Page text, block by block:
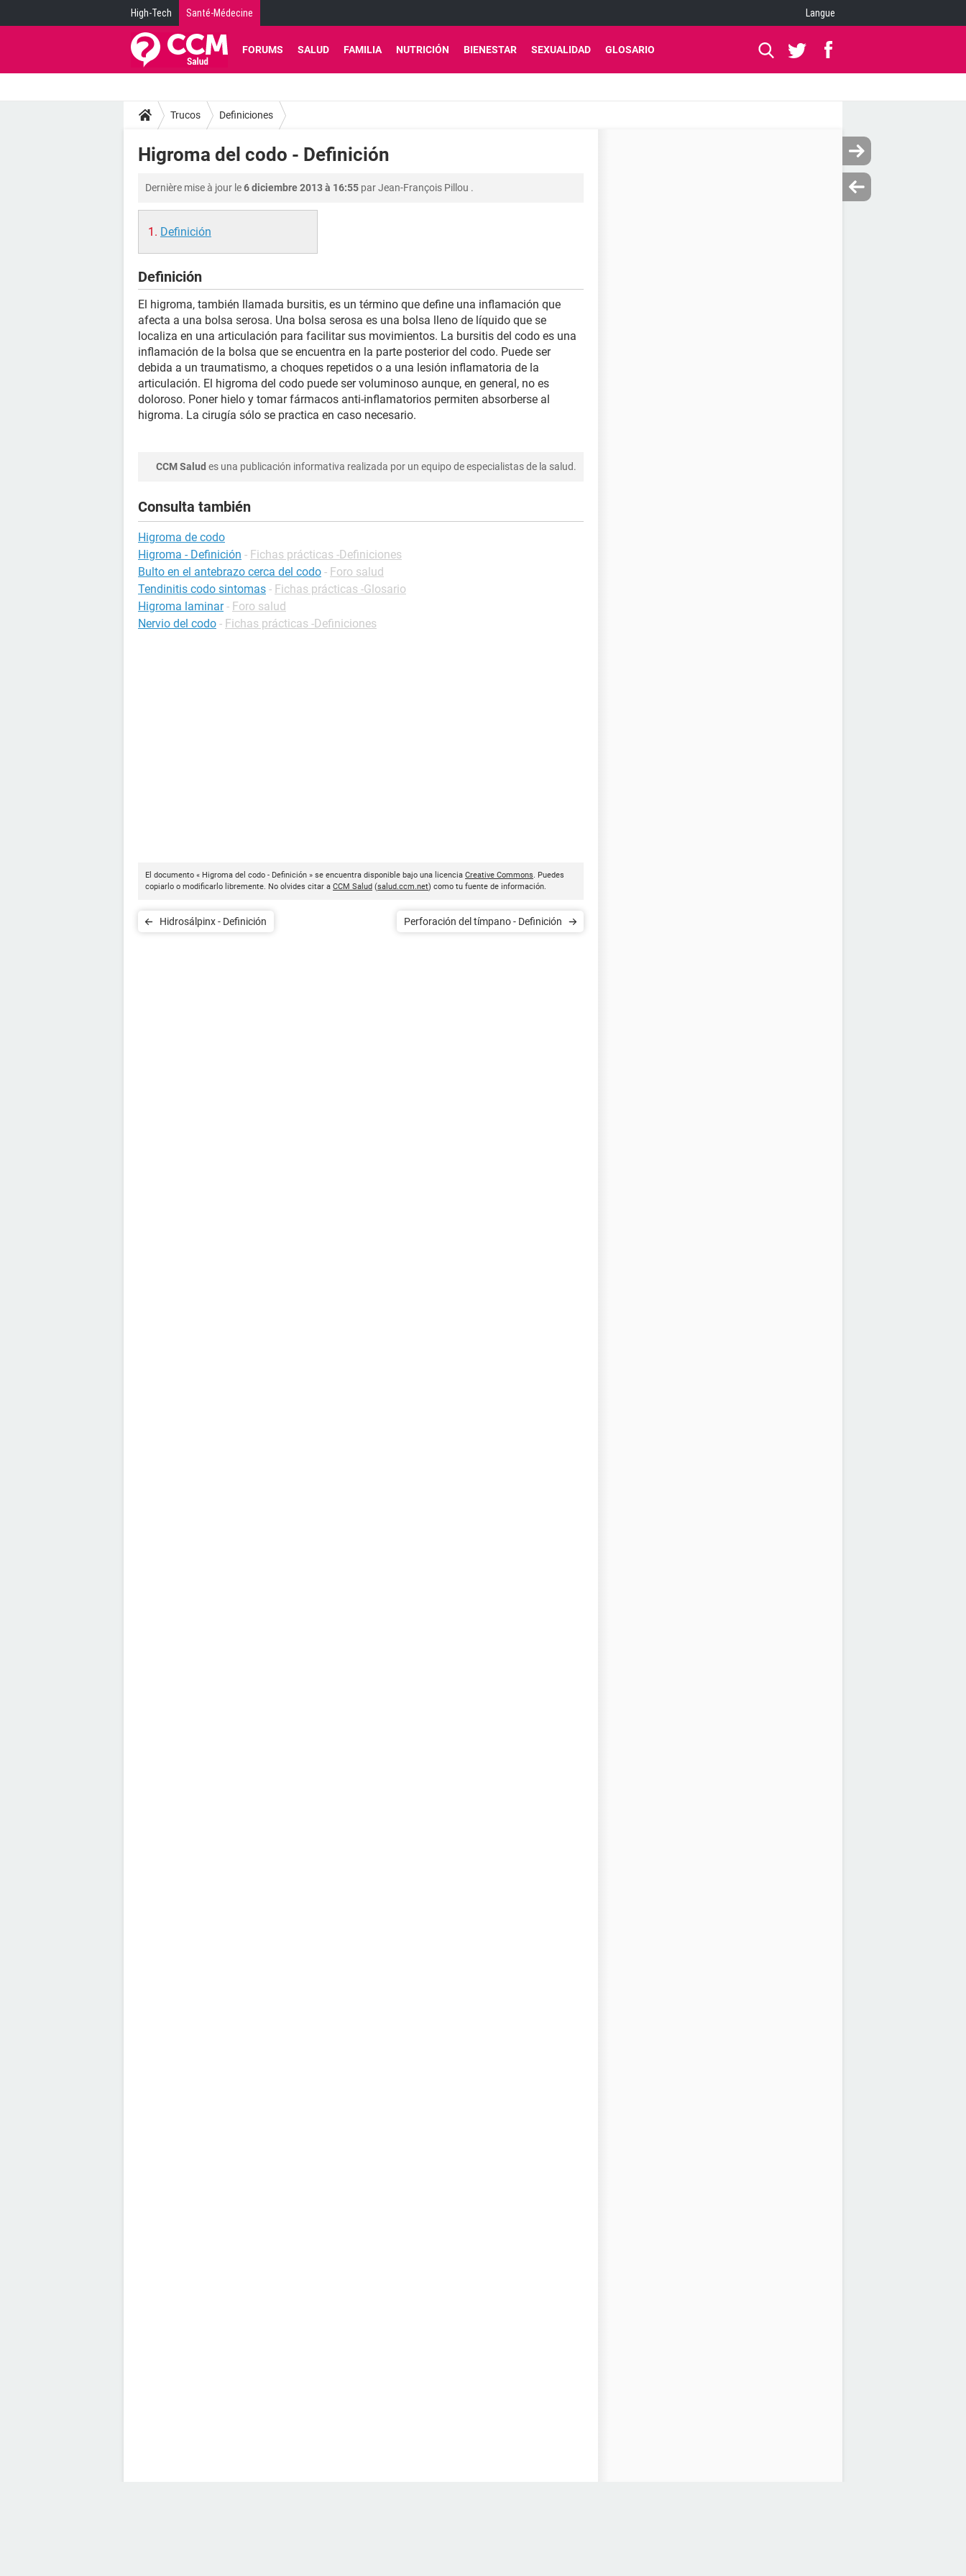
High-Tech Santé-Médecine Langue
FORUMS SALUD FAMILIA NUTRICIÓN BIENESTAR SEXUALIDAD GLOSARIO
Trucos Definiciones
Higroma del codo - Definición
Dernière mise à jour le6 diciembre 2013 à 16:55 parJean-François Pillou .
Definición
Definición
El higroma, también llamada bursitis, es un término que define una inflamación que
afecta a una bolsa serosa. Una bolsa serosa es una bolsa lleno de líquido que se
localiza en una articulación para facilitar sus movimientos. La bursitis del codo es una
inflamación de la bolsa que se encuentra en la parte posterior del codo. Puede ser
debida a un traumatismo, a choques repetidos o a una lesión inflamatoria de la
articulación. El higroma del codo puede ser voluminoso aunque, en general, no es
doloroso. Poner hielo y tomar fármacos anti-inflamatorios permiten absorberse al
higroma. La cirugía sólo se practica en caso necesario.
CCM Salud es una publicación informativa realizada por un equipo de especialistas de la salud.
Consulta también
Higroma de codo
Higroma - Definición - Fichas prácticas -Definiciones
Bulto en el antebrazo cerca del codo - Foro salud
Tendinitis codo sintomas - Fichas prácticas -Glosario
Higroma laminar - Foro salud
Nervio del codo - Fichas prácticas -Definiciones
El documento « Higroma del codo - Definición » se encuentra disponible bajo una licencia Creative Commons. Puedes
copiarlo o modificarlo libremente. No olvides citar a CCM Salud (salud.ccm.net) como tu fuente de información.
Hidrosálpinx - Definición Perforación del tímpano - Definición